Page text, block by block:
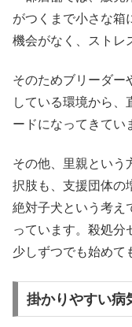
がつくまで小さな箱
機会がなく、ストレ
そのためブリーダー
している環境から、
ードになってきてい
その他、里親という
択肢も、支援団体の
絶対子犬という考え
っています。殺処分
少しずつでも始めて
掛かりやすい病